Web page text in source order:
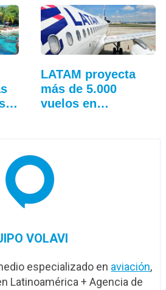
LATAM proyecta
más de 5.000
vuelos en
VOLAVI
especializado en aviación,
Latinoamérica + Agencia de